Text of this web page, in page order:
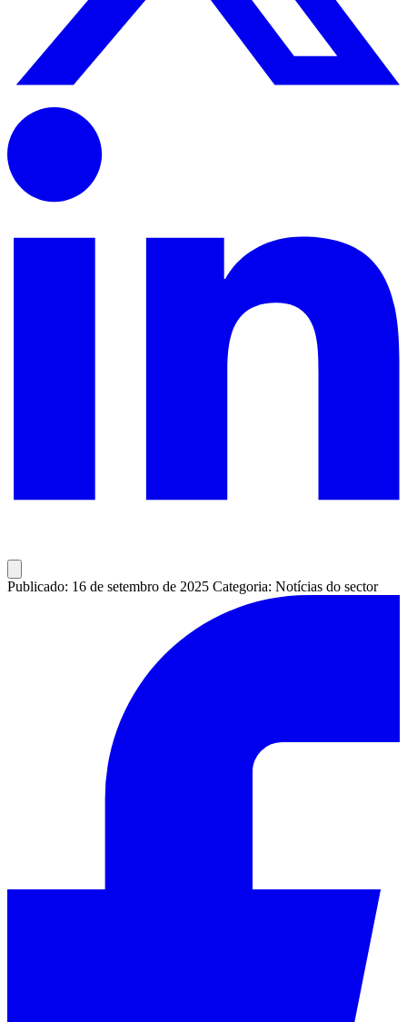
Publicado: 16 de setembro de 2025 Categoria: Notícias do sector